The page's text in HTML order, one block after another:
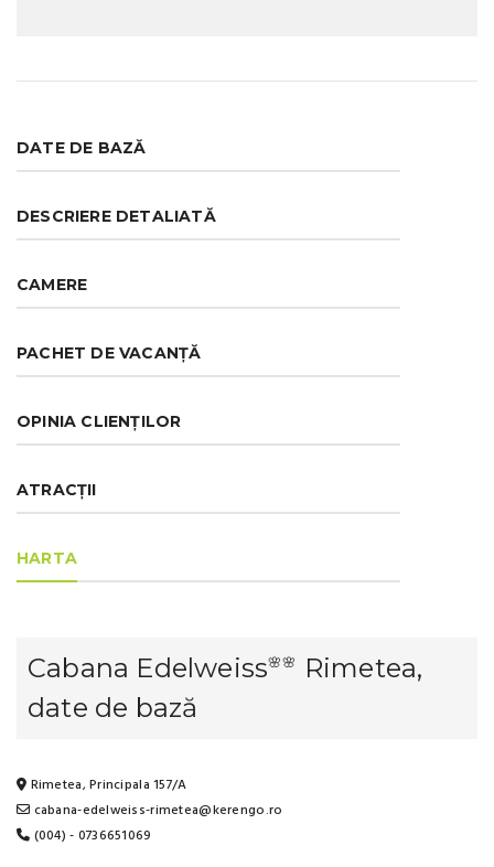
DATE DE BAZĂ
DESCRIERE DETALIATĂ
CAMERE
PACHET DE VACANȚĂ
OPINIA CLIENȚILOR
ATRACȚII
HARTA
Cabana Edelweiss🌸🌸
Rimetea,
date de bază
Rimetea, Principala 157/A
cabana-edelweiss-rimetea@kerengo.ro
(004) - 0736651069